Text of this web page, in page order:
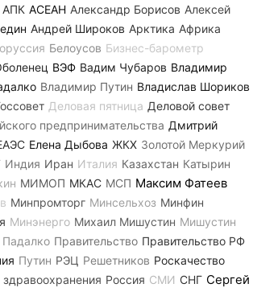
АПК АСЕАН Александр Борисов Алексей
Андрей Широков Арктика Африка
Белоусов Бизнес-барометр
ВЭФ Вадим Чубаров Владимир
Владимир Путин Владислав Шориков
Деловая пятница Деловой совет
предпринимательства Дмитрий
Елена Дыбова ЖКХ Золотой Меркурий
Индия Иран Италия Казахстан Катырин
МИМОП МКАС МСП Максим Фатеев
Минпромторг Минсельхоз Минфин
Минэнерго Михаил Мишустин Мишустин
Падалко Правительство Правительство РФ
Путин РЭЦ Решетников Роскачество
Россия СМИ СНГ Сергей